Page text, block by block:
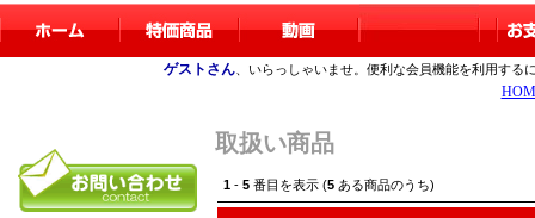
ゲストさん 、いらっしゃいませ。便利な会員機能を利用する
取扱い商品
1 - 5 番目を表示 (5 ある商品のうち)